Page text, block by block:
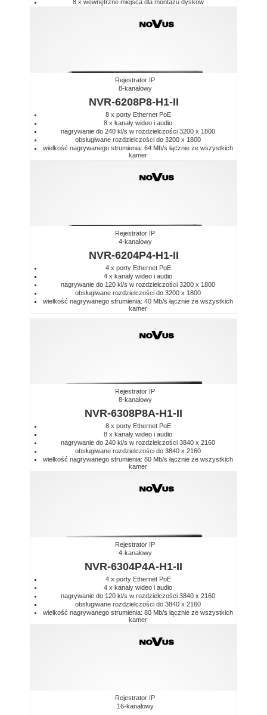
8 x wewnętrzne miejsca dla montażu dysków
Rejestrator IP
8-kanałowy
NVR-6208P8-H1-II
8 x porty Ethernet PoE
8 x kanały wideo i audio
nagrywanie do 240 kl/s w rozdzielczości 3200 x 1800
obsługiwane rozdzielczości do 3200 x 1800
wielkość nagrywanego strumienia: 64 Mb/s łącznie ze wszystkich
kamer
Rejestrator IP
4-kanałowy
NVR-6204P4-H1-II
4 x porty Ethernet PoE
4 x kanały wideo i audio
nagrywanie do 120 kl/s w rozdzielczości 3200 x 1800
obsługiwane rozdzielczości do 3200 x 1800
wielkość nagrywanego strumienia: 40 Mb/s łącznie ze wszystkich
kamer
Rejestrator IP
8-kanałowy
NVR-6308P8A-H1-II
8 x porty Ethernet PoE
8 x kanały wideo i audio
nagrywanie do 240 kl/s w rozdzielczości 3840 x 2160
obsługiwane rozdzielczości do 3840 x 2160
wielkość nagrywanego strumienia: 80 Mb/s łącznie ze wszystkich
kamer
Rejestrator IP
4-kanałowy
NVR-6304P4A-H1-II
4 x porty Ethernet PoE
4 x kanały wideo i audio
nagrywanie do 120 kl/s w rozdzielczości 3840 x 2160
obsługiwane rozdzielczości do 3840 x 2160
wielkość nagrywanego strumienia: 80 Mb/s łącznie ze wszystkich
kamer
Rejestrator IP
16-kanałowy